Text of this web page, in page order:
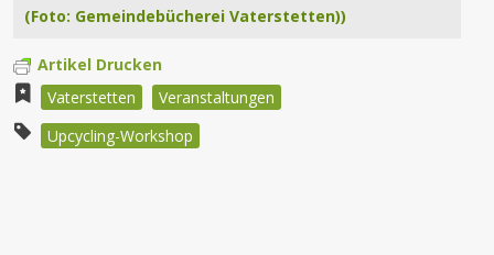
(Foto: Gemeindebücherei Vaterstetten))
Artikel Drucken
Vaterstetten
Veranstaltungen
Upcycling-Workshop